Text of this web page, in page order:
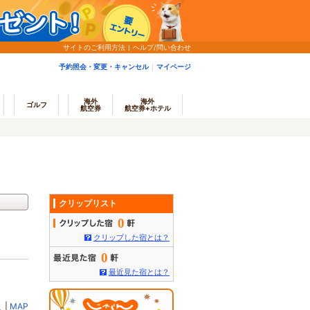
サイトのご利用方法 ヘルプ/問い合わせ
予約照会・変更・キャンセル マイページ
ゴルフ
海外
航空券
海外
航空券+ホテル
MAP
クリップリスト
0
クリップした宿とは？
0
最近見た宿とは？